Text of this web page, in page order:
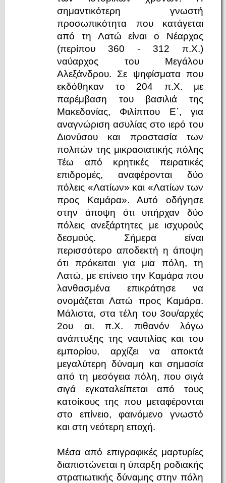
σημαντικότερη γνωστή
προσωπικότητα που κατάγεται
από τη Λατώ είναι ο Νέαρχος
(περίπου 360 - 312 π.Χ.)
ναύαρχος του Μεγάλου
Αλεξάνδρου. Σε ψηφίσματα που
εκδόθηκαν το 204 π.Χ. με
παρέμβαση του βασιλιά της
Μακεδονίας, Φιλίππου Ε΄, για
αναγνώριση ασυλίας στο ιερό του
Διονύσου και προστασία των
πολιτών της μικρασιατικής πόλης
Τέω από κρητικές πειρατικές
επιδρομές, αναφέρονται δύο
πόλεις «Λατίων» και «Λατίων των
προς Καμάρα». Αυτό οδήγησε
στην άποψη ότι υπήρχαν δύο
πόλεις ανεξάρτητες με ισχυρούς
δεσμούς. Σήμερα είναι
περισσότερο αποδεκτή η άποψη
ότι πρόκειται για μια πόλη, τη
Λατώ, με επίνειο την Καμάρα που
λανθασμένα επικράτησε να
ονομάζεται Λατώ προς Καμάρα.
Μάλιστα, στα τέλη του 3ου/αρχές
2ου αι. π.Χ. πιθανόν λόγω
ανάπτυξης της ναυτιλίας και του
εμπορίου, αρχίζει να αποκτά
μεγαλύτερη δύναμη και σημασία
από τη μεσόγεια πόλη, που σιγά
σιγά εγκαταλείπεται από τους
κατοίκους της που μεταφέρονται
στο επίνειο, φαινόμενο γνωστό
και στη νεότερη εποχή.
Μέσα από επιγραφικές μαρτυρίες
διαπιστώνεται η ύπαρξη ροδιακής
στρατιωτικής δύναμης στην πόλη